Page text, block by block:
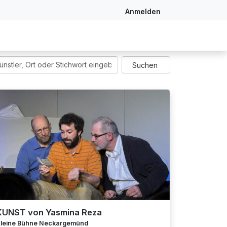
Anmelden
von Yasmina Reza
Bühne Neckargemünd